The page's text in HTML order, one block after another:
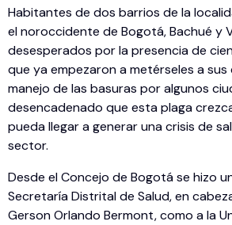
Habitantes de dos barrios de la
el noroccidente de Bogotá, Bachué y
desesperados por la presencia de
que ya empezaron a metérseles a sus
manejo de las basuras por algunos
desencadenado que esta plaga
pueda llegar a generar una crisis de
sector.
Desde el Concejo de Bogotá se hizo
Secretaría Distrital de Salud, en
Gerson Orlando Bermont, como a la